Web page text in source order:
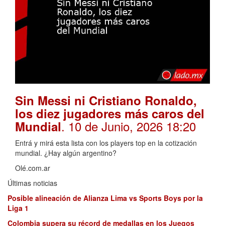
Sin Messi ni Cristiano Ronaldo,
los diez jugadores más caros del
Mundial. 10 de Junio, 2026 18:20
Entrá y mirá esta lista con los players top en la cotización
mundial. ¿Hay algún argentino?
Olé.com.ar
Últimas noticias
Posible alineación de Alianza Lima vs Sports Boys por la
Liga 1
Colombia supera su récord de medallas en los Juegos